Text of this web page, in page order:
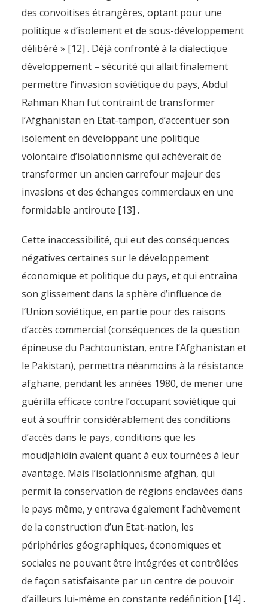
des convoitises étrangères, optant pour une
politique « d’isolement et de sous-développement
délibéré » [12] . Déjà confronté à la dialectique
développement – sécurité qui allait finalement
permettre l’invasion soviétique du pays, Abdul
Rahman Khan fut contraint de transformer
l’Afghanistan en Etat-tampon, d’accentuer son
isolement en développant une politique
volontaire d’isolationnisme qui achèverait de
transformer un ancien carrefour majeur des
invasions et des échanges commerciaux en une
formidable antiroute [13] .
Cette inaccessibilité, qui eut des conséquences
négatives certaines sur le développement
économique et politique du pays, et qui entraîna
son glissement dans la sphère d’influence de
l’Union soviétique, en partie pour des raisons
d’accès commercial (conséquences de la question
épineuse du Pachtounistan, entre l’Afghanistan et
le Pakistan), permettra néanmoins à la résistance
afghane, pendant les années 1980, de mener une
guérilla efficace contre l’occupant soviétique qui
eut à souffrir considérablement des conditions
d’accès dans le pays, conditions que les
moudjahidin avaient quant à eux tournées à leur
avantage. Mais l’isolationnisme afghan, qui
permit la conservation de régions enclavées dans
le pays même, y entrava également l’achèvement
de la construction d’un Etat-nation, les
périphéries géographiques, économiques et
sociales ne pouvant être intégrées et contrôlées
de façon satisfaisante par un centre de pouvoir
d’ailleurs lui-même en constante redéfinition [14] .